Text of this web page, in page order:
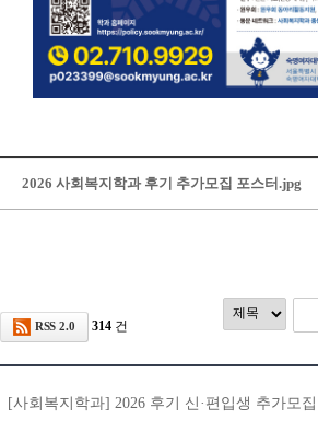
2026 사회복지학과 후기 추가모집 포스터.jpg
RSS 2.0 314건